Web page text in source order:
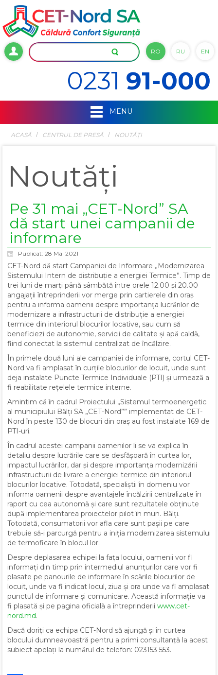
RO RU EN
0231 91-000
MENU
ACASĂ СENTRUL DE PRESĂ NOUTĂȚI
Noutăți
Pe 31 mai „CET-Nord” SA
dă start unei campanii de
informare
Publicat: 28 Mai 2021
CET-Nord dă start Campaniei de Informare „Modernizarea
Sistemului Intern de distribuție a energiei Termice”. Timp de
trei luni de marți până sâmbătă între orele 12.00 și 20.00
angajații întreprinderii vor merge prin cartierele din oraș
pentru a informa oamenii despre importanța lucrărilor de
modernizare a infrastructurii de distribuție a energiei
termice din interiorul blocurilor locative, sau cum să
beneficiezi de autonomie, servicii de calitate și apă caldă,
fiind conectat la sistemul centralizat de încălzire.
În primele două luni ale campaniei de informare, cortul CET-
Nord va fi amplasat în curțile blocurilor de locuit, unde sunt
deja instalate Puncte Termice Individuale (PTI) și urmează a
fi reabilitate rețelele termice interne.
Amintim că în cadrul Proiectului „Sistemul termoenergetic
al municipiului Bălți SA „CET-Nord”” implementat de CET-
Nord în peste 130 de blocuri din oraș au fost instalate 169 de
PTI-uri.
În cadrul acestei campanii oamenilor li se va explica în
detaliu despre lucrările care se desfășoară în curtea lor,
impactul lucrărilor, dar și despre importanța modernizării
infrastructurii de livrare a energiei termice din interiorul
blocurilor locative. Totodată, specialiștii în domeniu vor
informa oamenii despre avantajele încălzirii centralizate în
raport cu cea autonomă și care sunt rezultatele obținute
după implementarea proiectelor pilot în mun. Bălți.
Totodată, consumatorii vor afla care sunt pașii pe care
trebuie să-i parcurgă pentru a iniția modernizarea sistemului
de termoficare în blocul lor.
Despre deplasarea echipei la fața locului, oamenii vor fi
informați din timp prin intermediul anunțurilor care vor fi
plasate pe panourile de informare în scările blocurilor de
locuit, unde va fi indicat locul, ziua și ora unde va fi amplasat
punctul de informare și comunicare. Această informație va
fi plasată și pe pagina oficială a întreprinderii www.cet-
nord.md.
Dacă doriți ca echipa CET-Nord să ajungă și în curtea
blocului dumneavoastră pentru a primi consultanță la acest
subiect apelați la numărul de telefon: 023153 553.